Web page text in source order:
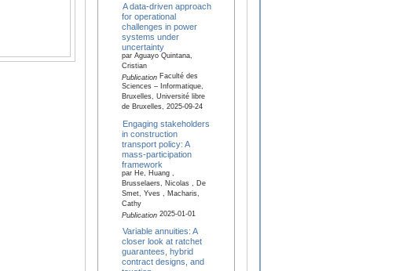
A data-driven approach
for operational
challenges in power
systems under
uncertainty
par Aguayo Quintana,
Cristian
PublicationFaculté des
Sciences – Informatique,
Bruxelles, Université libre
de Bruxelles, 2025-09-24
Engaging stakeholders
in construction
transport policy: A
mass-participation
framework
par He, Huang ,
Brusselaers, Nicolas , De
Smet, Yves , Macharis,
Cathy
Publication2025-01-01
Variable annuities: A
closer look at ratchet
guarantees, hybrid
contract designs, and